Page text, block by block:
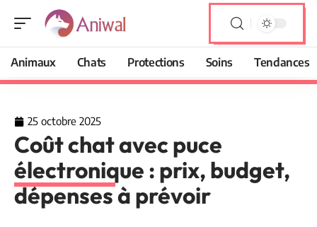
Animaux Chats Protections Soins Tendances
25 octobre 2025
Coût chat avec puce
électronique : prix, budget,
dépenses à prévoir